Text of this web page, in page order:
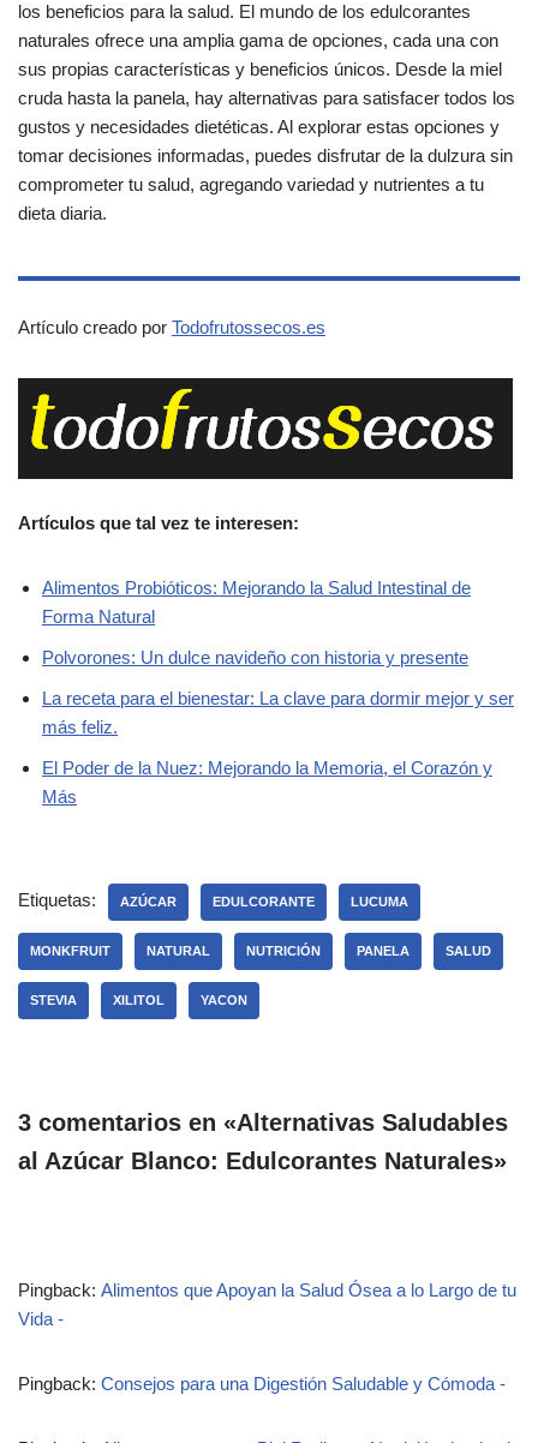
los beneficios para la salud. El mundo de los edulcorantes
naturales ofrece una amplia gama de opciones, cada una con
sus propias características y beneficios únicos. Desde la miel
cruda hasta la panela, hay alternativas para satisfacer todos los
gustos y necesidades dietéticas. Al explorar estas opciones y
tomar decisiones informadas, puedes disfrutar de la dulzura sin
comprometer tu salud, agregando variedad y nutrientes a tu
dieta diaria.
Artículo creado por Todofrutossecos.es
Artículos que tal vez te interesen:
Alimentos Probióticos: Mejorando la Salud Intestinal de
Forma Natural
Polvorones: Un dulce navideño con historia y presente
La receta para el bienestar: La clave para dormir mejor y ser
más feliz.
El Poder de la Nuez: Mejorando la Memoria, el Corazón y
Más
Etiquetas: AZÚCAR EDULCORANTE LUCUMA
MONKFRUIT NATURAL NUTRICIÓN PANELA SALUD
STEVIA XILITOL YACON
3 comentarios en «Alternativas Saludables
al Azúcar Blanco: Edulcorantes Naturales»
Pingback: Alimentos que Apoyan la Salud Ósea a lo Largo de tu
Vida -
Pingback: Consejos para una Digestión Saludable y Cómoda -